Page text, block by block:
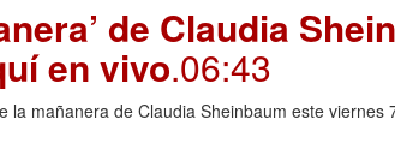
de Claudia
en vivo.06:43
la mañanera de Claudia Sheinbaum este viernes